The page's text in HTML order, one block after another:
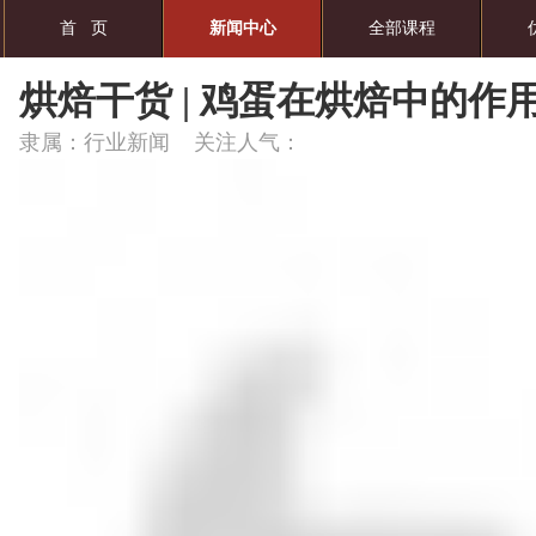
全部课程
新闻中心
首 页
烘焙干货 | 鸡蛋在烘焙中的作
隶属：行业新闻 关注人气：